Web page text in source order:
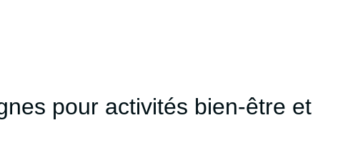
pour activités bien-être et